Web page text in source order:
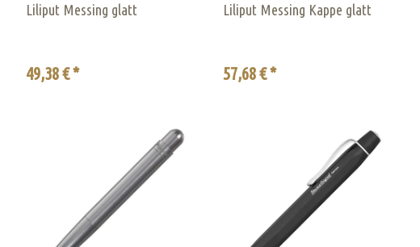
Liliput Messing glatt
49,38 € *
Liliput Messing Kappe glatt
57,68 € *